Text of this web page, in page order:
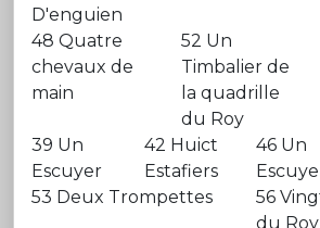
D'enguien
48 Quatre
chevaux de
main
52 Un
Timbalier de
la quadrille
du Roy
39 Un
Escuyer
42 Huict
Estafiers
46 Un
53 Deux Trompettes
56
du Roy